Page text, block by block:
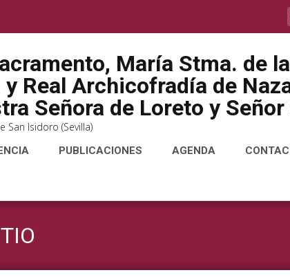
María Stma. de
Real Archicofradía de
Señora de Loreto y
San Isidoro (Sevilla)
PUBLICACIONES AGENDA